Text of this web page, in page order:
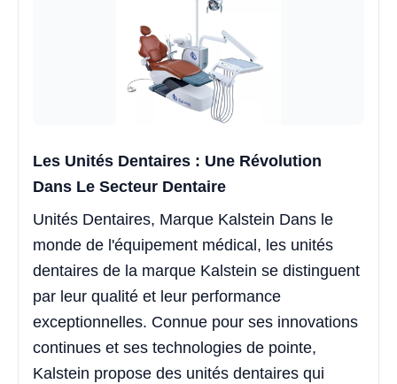
Les Unités Dentaires : Une Révolution
Dans Le Secteur Dentaire
Unités Dentaires, Marque Kalstein Dans le
monde de l'équipement médical, les unités
dentaires de la marque Kalstein se distinguent
par leur qualité et leur performance
exceptionnelles. Connue pour ses innovations
continues et ses technologies de pointe,
Kalstein propose des unités dentaires qui